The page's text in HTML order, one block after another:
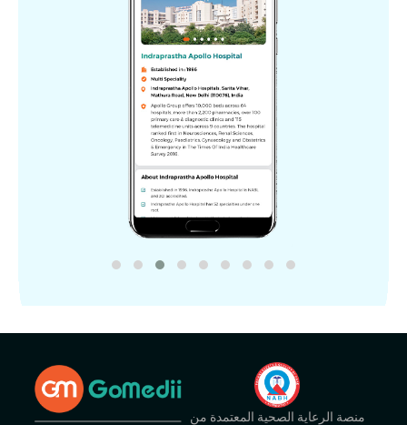
منصة الرعاية الصحية المعتمدة من